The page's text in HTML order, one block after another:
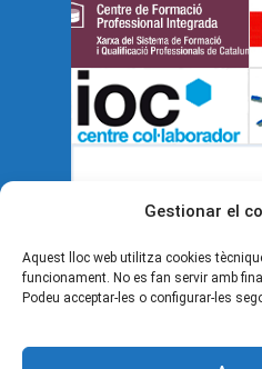
Gestionar el
Aquest lloc web utilitza cookies
funcionament. No es fan servir amb
Podeu acceptar-les o configurar-les